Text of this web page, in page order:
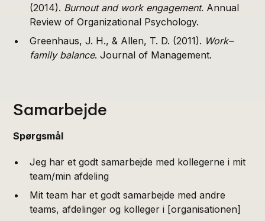
(2014). Burnout and work engagement. Annual
Review of Organizational Psychology.
Greenhaus, J. H., & Allen, T. D. (2011). Work–
family balance. Journal of Management.
Samarbejde
Spørgsmål
Jeg har et godt samarbejde med kollegerne i mit
team/min afdeling
Mit team har et godt samarbejde med andre
teams, afdelinger og kolleger i [organisationen]